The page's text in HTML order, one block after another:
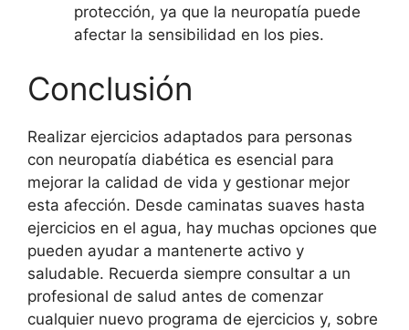
protección, ya que la neuropatía puede
afectar la sensibilidad en los pies.
Conclusión
Realizar ejercicios adaptados para personas
con neuropatía diabética es esencial para
mejorar la calidad de vida y gestionar mejor
esta afección. Desde caminatas suaves hasta
ejercicios en el agua, hay muchas opciones que
pueden ayudar a mantenerte activo y
saludable. Recuerda siempre consultar a un
profesional de salud antes de comenzar
cualquier nuevo programa de ejercicios y, sobre